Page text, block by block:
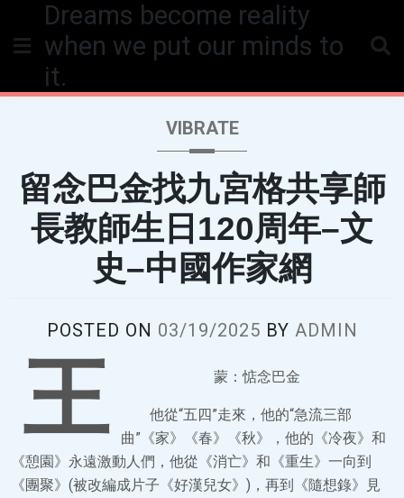
content
Dreams become reality
when we put our minds to
it.
VIBRATE
留念巴金找九宮格共享師
長教師生日120周年–文
史–中國作家網
POSTED ON 03/19/2025 BY ADMIN
王 蒙：惦念巴金
他從“五四”走來，他的“急流三部
曲”《家》《春》《秋》，他的《冷夜》和
《憩園》永遠激動人們，他從《消亡》和《重生》一向到
《團聚》(被改編成片子《好漢兒女》)，再到《隨想錄》見